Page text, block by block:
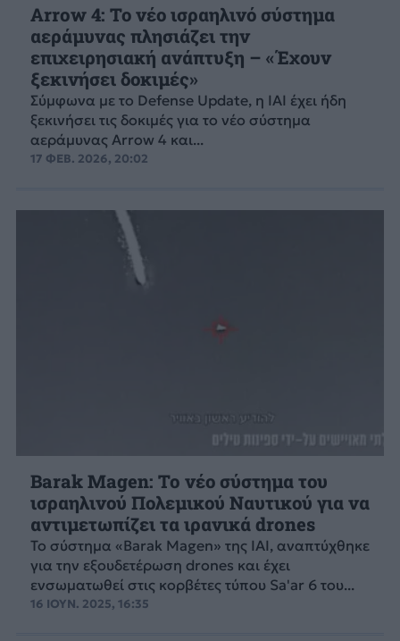
Arrow 4: Το νέο ισραηλινό σύστημα
αεράμυνας πλησιάζει την
επιχειρησιακή ανάπτυξη – «Έχουν
ξεκινήσει δοκιμές»
Σύμφωνα με το Defense Update, η ΙΑΙ έχει ήδη
ξεκινήσει τις δοκιμές για το νέο σύστημα
αεράμυνας Arrow 4 και...
17 ΦΕΒ. 2026, 20:02
Barak Magen: To νέο σύστημα του
ισραηλινού Πολεμικού Ναυτικού για να
αντιμετωπίζει τα ιρανικά drones
Το σύστημα «Barak Magen» της IAI, αναπτύχθηκε
για την εξουδετέρωση drones και έχει
ενσωματωθεί στις κορβέτες τύπου Sa'ar 6 του...
16 ΙΟΥΝ. 2025, 16:35